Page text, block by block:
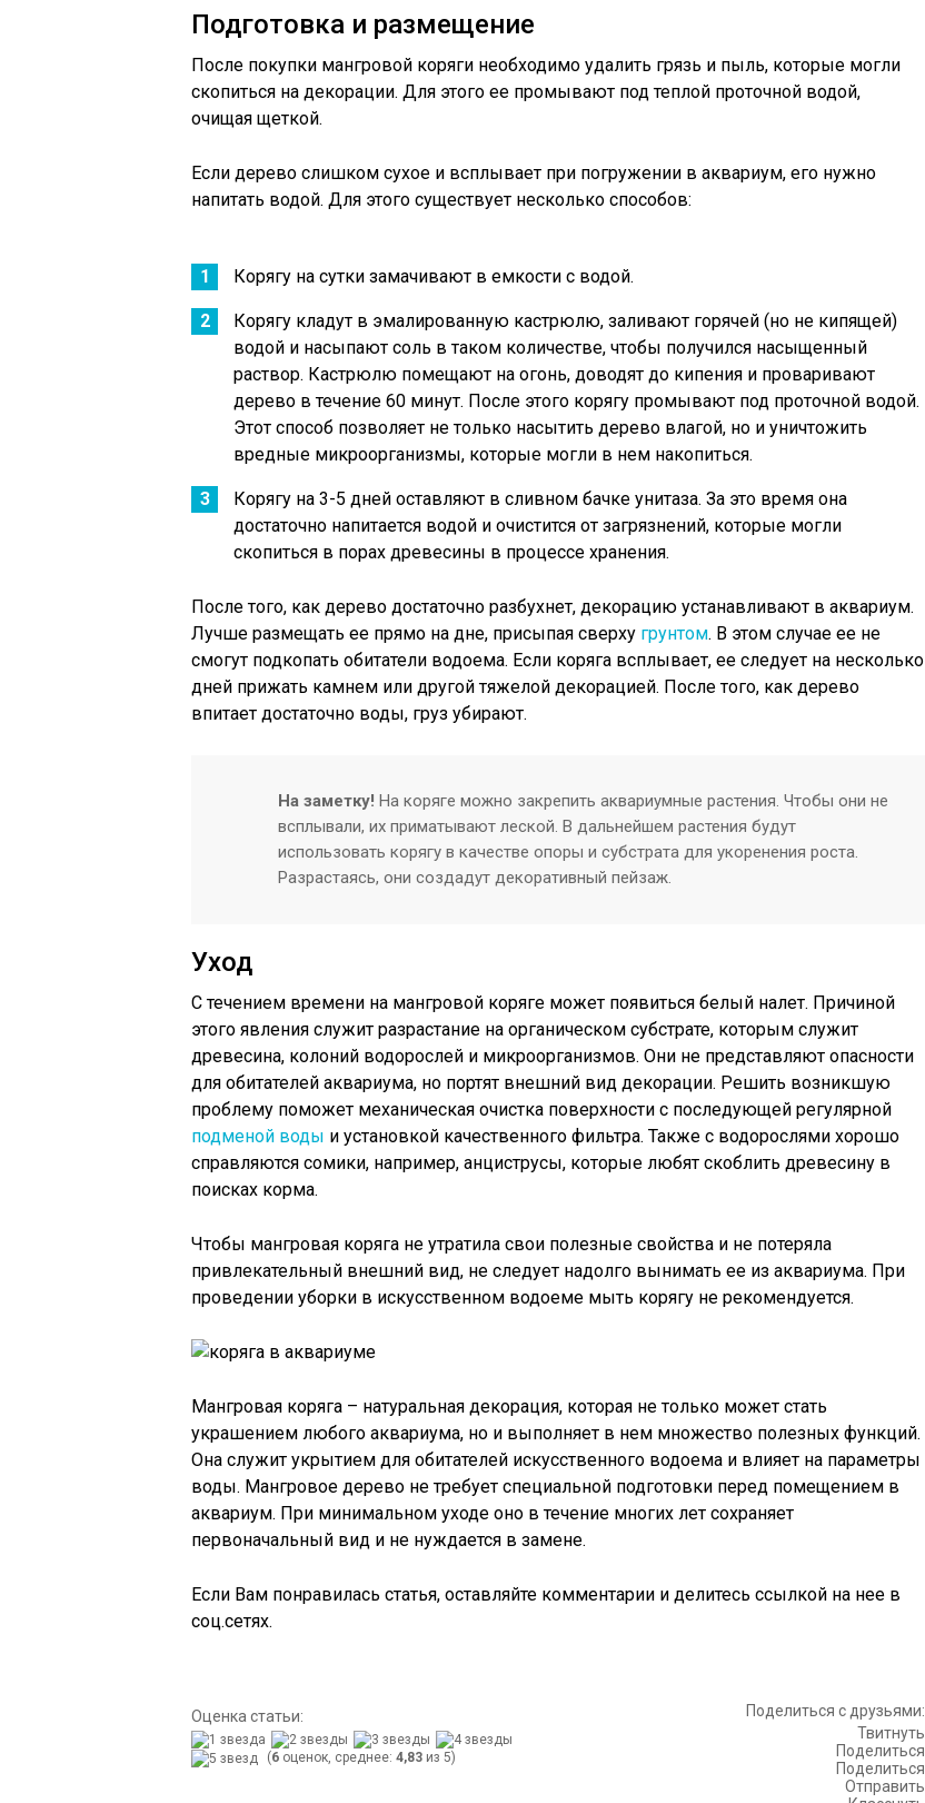
Подготовка и размещение
После покупки мангровой коряги необходимо удалить грязь и пыль, которые могли
скопиться на декорации. Для этого ее промывают под теплой проточной водой,
очищая щеткой.
Если дерево слишком сухое и всплывает при погружении в аквариум, его нужно
напитать водой. Для этого существует несколько способов:
Корягу на сутки замачивают в емкости с водой.
Корягу кладут в эмалированную кастрюлю, заливают горячей (но не кипящей)
водой и насыпают соль в таком количестве, чтобы получился насыщенный
раствор. Кастрюлю помещают на огонь, доводят до кипения и проваривают
дерево в течение 60 минут. После этого корягу промывают под проточной водой.
Этот способ позволяет не только насытить дерево влагой, но и уничтожить
вредные микроорганизмы, которые могли в нем накопиться.
Корягу на 3-5 дней оставляют в сливном бачке унитаза. За это время она
достаточно напитается водой и очистится от загрязнений, которые могли
скопиться в порах древесины в процессе хранения.
После того, как дерево достаточно разбухнет, декорацию устанавливают в аквариум.
Лучше размещать ее прямо на дне, присыпая сверху грунтом. В этом случае ее не
смогут подкопать обитатели водоема. Если коряга всплывает, ее следует на несколько
дней прижать камнем или другой тяжелой декорацией. После того, как дерево
впитает достаточно воды, груз убирают.
На заметку! На коряге можно закрепить аквариумные растения. Чтобы они не
всплывали, их приматывают леской. В дальнейшем растения будут
использовать корягу в качестве опоры и субстрата для укоренения роста.
Разрастаясь, они создадут декоративный пейзаж.
Уход
С течением времени на мангровой коряге может появиться белый налет. Причиной
этого явления служит разрастание на органическом субстрате, которым служит
древесина, колоний водорослей и микроорганизмов. Они не представляют опасности
для обитателей аквариума, но портят внешний вид декорации. Решить возникшую
проблему поможет механическая очистка поверхности с последующей регулярной
подменой воды и установкой качественного фильтра. Также с водорослями хорошо
справляются сомики, например, анциструсы, которые любят скоблить древесину в
поисках корма.
Чтобы мангровая коряга не утратила свои полезные свойства и не потеряла
привлекательный внешний вид, не следует надолго вынимать ее из аквариума. При
проведении уборки в искусственном водоеме мыть корягу не рекомендуется.
Мангровая коряга – натуральная декорация, которая не только может стать
украшением любого аквариума, но и выполняет в нем множество полезных функций.
Она служит укрытием для обитателей искусственного водоема и влияет на параметры
воды. Мангровое дерево не требует специальной подготовки перед помещением в
аквариум. При минимальном уходе оно в течение многих лет сохраняет
первоначальный вид и не нуждается в замене.
Если Вам понравилась статья, оставляйте комментарии и делитесь ссылкой на нее в
соц.сетях.
Оценка статьи:
(6 оценок, среднее: 4,83 из 5)
Поделиться с друзьями:
Твитнуть
Поделиться
Поделиться
Отправить